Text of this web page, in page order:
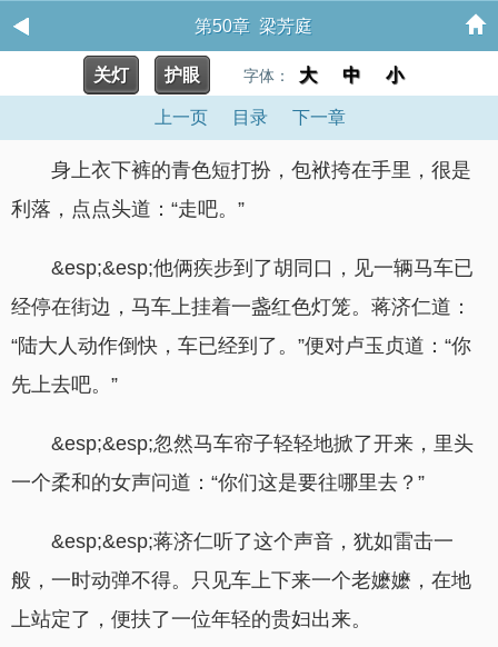
第50章 梁芳庭
关灯 护眼 字体： 大 中 小
上一页 目录 下一章
身上衣下裤的青色短打扮，包袱挎在手里，很是
利落，点点头道：“走吧。”
&esp;&esp;他俩疾步到了胡同口，见一辆马车已
经停在街边，马车上挂着一盏红色灯笼。蒋济仁道：
“陆大人动作倒快，车已经到了。”便对卢玉贞道：“你
先上去吧。”
&esp;&esp;忽然马车帘子轻轻地掀了开来，里头
一个柔和的女声问道：“你们这是要往哪里去？”
&esp;&esp;蒋济仁听了这个声音，犹如雷击一
般，一时动弹不得。只见车上下来一个老嬷嬷，在地
上站定了，便扶了一位年轻的贵妇出来。